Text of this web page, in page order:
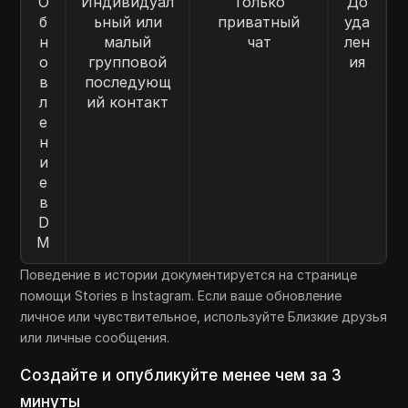
б
н
о
в
л
е
н
и
е
в
D
M
ьный или
малый
групповой
последующ
ий контакт
приватный
чат
уда
лен
ия
Поведение в истории документируется на странице
помощи Stories в Instagram. Если ваше обновление
личное или чувствительное, используйте Близкие друзья
или личные сообщения.
Создайте и опубликуйте менее чем за 3
минуты